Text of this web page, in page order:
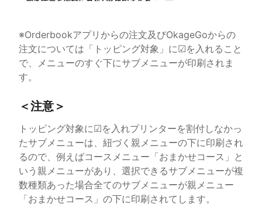
※Orderbookアプリからの注文及びOkageGoからの
注文については「トッピング対象」に☑を入れること
で、メニューのすぐ下にサブメニューが印刷されま
す。
＜注意＞
トッピング対象に☑を入れプリンターを割付しなかっ
たサブメニューは、紐づく親メニューの下に印刷され
るので、例えばコースメニュー「おまかせコース」と
いう親メニューがあり、選択できるサブメニューが複
数種類あった場合全てのサブメニューが親メニュー
「おまかせコース」の下に印刷されてします。